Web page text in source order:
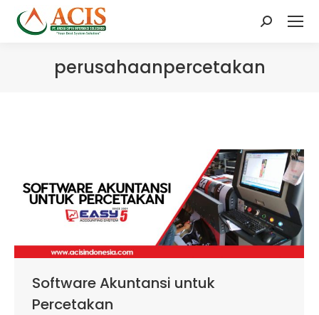
Search:
perusahaanpercetakan
Software Akuntansi untuk
Percetakan